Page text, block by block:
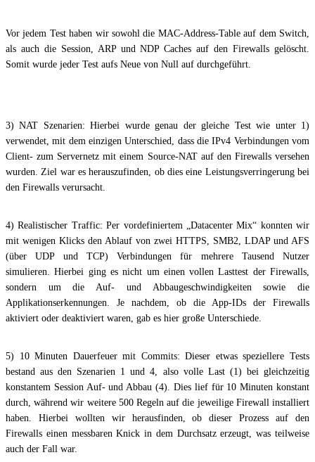
Vor jedem Test haben wir sowohl die MAC-Address-Table auf dem Switch,
als auch die Session, ARP und NDP Caches auf den Firewalls gelöscht.
Somit wurde jeder Test aufs Neue von Null auf durchgeführt.
3) NAT Szenarien: Hierbei wurde genau der gleiche Test wie unter 1)
verwendet, mit dem einzigen Unterschied, dass die IPv4 Verbindungen vom
Client- zum Servernetz mit einem Source-NAT auf den Firewalls versehen
wurden. Ziel war es herauszufinden, ob dies eine Leistungsverringerung bei
den Firewalls verursacht.
4) Realistischer Traffic: Per vordefiniertem „Datacenter Mix“ konnten wir
mit wenigen Klicks den Ablauf von zwei HTTPS, SMB2, LDAP und AFS
(über UDP und TCP) Verbindungen für mehrere Tausend Nutzer
simulieren. Hierbei ging es nicht um einen vollen Lasttest der Firewalls,
sondern um die Auf- und Abbaugeschwindigkeiten sowie die
Applikationserkennungen. Je nachdem, ob die App-IDs der Firewalls
aktiviert oder deaktiviert waren, gab es hier große Unterschiede.
5) 10 Minuten Dauerfeuer mit Commits: Dieser etwas speziellere Tests
bestand aus den Szenarien 1 und 4, also volle Last (1) bei gleichzeitig
konstantem Session Auf- und Abbau (4). Dies lief für 10 Minuten konstant
durch, während wir weitere 500 Regeln auf die jeweilige Firewall installiert
haben. Hierbei wollten wir herausfinden, ob dieser Prozess auf den
Firewalls einen messbaren Knick in dem Durchsatz erzeugt, was teilweise
auch der Fall war.